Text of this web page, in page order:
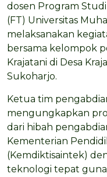
dosen Program
(FT) Universitas
melaksanakan
bersama kelompok
Krajatani di Desa
Sukoharjo.
Ketua tim
mengungkapkan
dari hibah
Kementerian
(Kemdiktisaintek)
teknologi tepat